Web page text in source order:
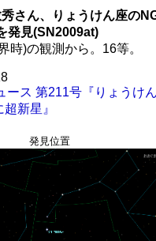
さん、りょうけん座の
発見(SN2009at)
時)の観測から。16等。
ース 第211号『りょうけ
新星』
発見位置